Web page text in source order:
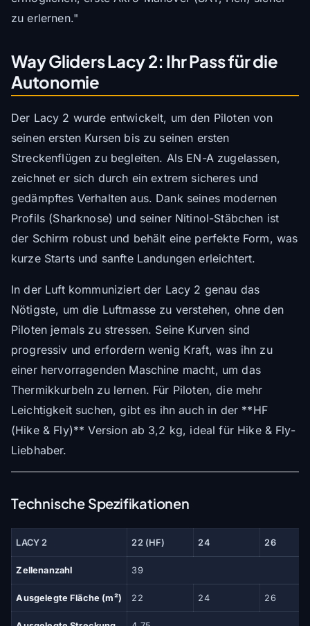
zu erlernen."
Way Gliders Lacy 2: Ihr Pass für die
Autonomie
Der Lacy 2 wurde entwickelt, um den Piloten von
seinen ersten Kursen bis zu seinen ersten
Streckenflügen zu begleiten. Als EN-A zugelassen,
zeichnet er sich durch ein extrem sicheres und
gedämpftes Verhalten aus. Dank seines modernen
Profils (Sharknose) und seiner Nitinol-Stäbchen ist
der Schirm robust und behält eine perfekte Form, was
kurze Starts und sanfte Landungen erleichtert.
In der Luft kommuniziert der Lacy 2 genau das
Nötigste, um die Luftmasse zu verstehen, ohne den
Piloten jemals zu stressen. Seine Kurven sind
progressiv und erfordern wenig Kraft, was ihn zu
einer hervorragenden Maschine macht, um das
Thermikkurbeln zu lernen. Für Piloten, die mehr
Leichtigkeit suchen, gibt es ihn auch in der **HF
(Hike & Fly)** Version ab 3,2 kg, ideal für Hike & Fly-
Liebhaber.
Technische Spezifikationen
LACY 2 22 (HF) 24 26
Zellenanzahl 39
Ausgelegte Fläche (m²) 22 24 26